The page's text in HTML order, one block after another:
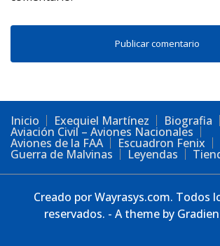
Inicio Exequiel Martínez Biografia
Aviación Civil – Aviones Nacionales
Aviones de la FAA Escuadron Fenix
Guerra de Malvinas Leyendas
Creado por Wayrasys.com. Todos
reservados. - A theme by